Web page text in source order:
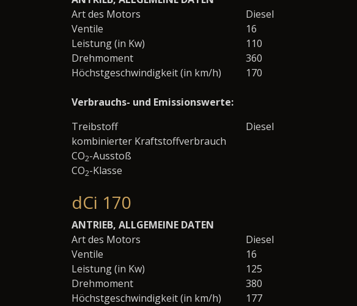
Art des Motors
Diesel
Ventile
16
Leistung (in Kw)
110
Drehmoment
360
Höchstgeschwindigkeit (in km/h)
170
Verbrauchs- und Emissionswerte:
Treibstoff
Diesel
kombinierter Kraftstoffverbrauch
CO2-Ausstoß
CO2-Klasse
dCi 170
ANTRIEB, ALLGEMEINE DATEN
Art des Motors
Diesel
Ventile
16
Leistung (in Kw)
125
Drehmoment
380
Höchstgeschwindigkeit (in km/h)
177